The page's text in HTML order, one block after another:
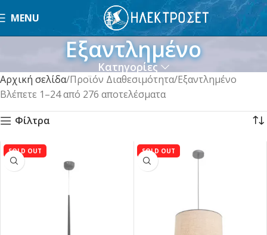
MENU
Εξαντλημένο
Κατηγορίες
Αρχική σελίδα Προϊόν Διαθεσιμότητα Εξαντλημένο
Βλέπετε 1–24 από 276 αποτελέσματα
Φίλτρα
SOLD OUT SOLD OUT